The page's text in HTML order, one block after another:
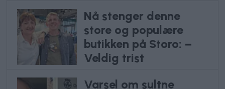
Nå stenger denne
store og populære
butikken på Storo: –
Veldig trist
Varsel om sultne